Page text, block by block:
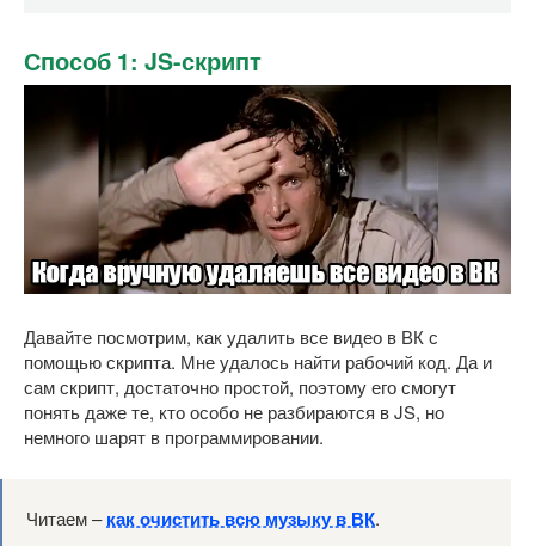
Способ 1: JS-скрипт
Давайте посмотрим, как удалить все видео в ВК с
помощью скрипта. Мне удалось найти рабочий код. Да и
сам скрипт, достаточно простой, поэтому его смогут
понять даже те, кто особо не разбираются в JS, но
немного шарят в программировании.
Читаем –как очистить всю музыку в ВК.